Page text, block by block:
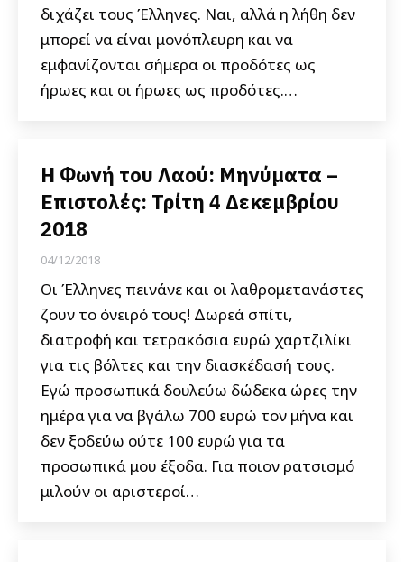
διχάζει τους Έλληνες. Ναι, αλλά η λήθη δεν
μπορεί να είναι μονόπλευρη και να
εμφανίζονται σήμερα οι προδότες ως
ήρωες και οι ήρωες ως προδότες.…
Η Φωνή του Λαού: Μηνύματα –
Επιστολές: Τρίτη 4 Δεκεμβρίου
2018
04/12/2018
Οι Έλληνες πεινάνε και οι λαθρομετανάστες
ζουν το όνειρό τους! Δωρεά σπίτι,
διατροφή και τετρακόσια ευρώ χαρτζιλίκι
για τις βόλτες και την διασκέδασή τους.
Εγώ προσωπικά δουλεύω δώδεκα ώρες την
ημέρα για να βγάλω 700 ευρώ τον μήνα και
δεν ξοδεύω ούτε 100 ευρώ για τα
προσωπικά μου έξοδα. Για ποιον ρατσισμό
μιλούν οι αριστεροί…